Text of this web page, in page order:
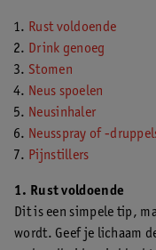
Rust voldoende
Drink genoeg
Stomen
Neus spoelen
Neusinhaler
Neusspray of -
Pijnstillers
1. Rust voldoende
Dit is een simpele tip,
wordt. Geef je lichaam